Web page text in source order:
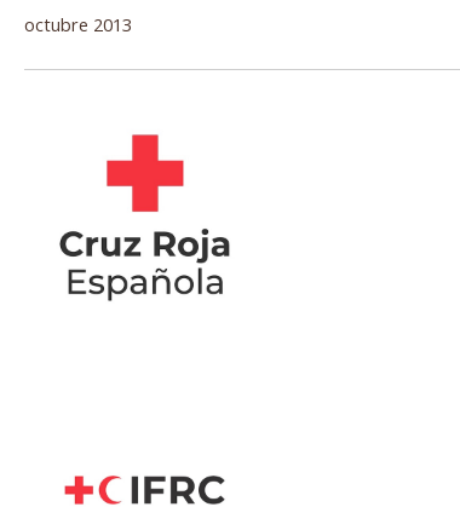
octubre 2013